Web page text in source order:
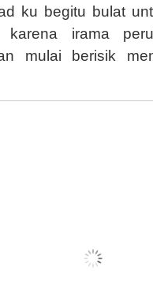
ku begitu bulat
karena irama
mulai berisik